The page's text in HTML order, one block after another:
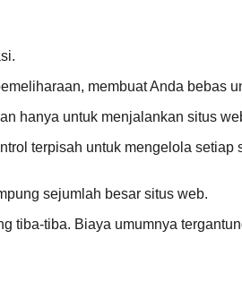
membuat Anda bebas
hanya untuk menjalankan situs
terpisah untuk mengelola setiap
sejumlah besar situs web.
tiba-tiba. Biaya umumnya